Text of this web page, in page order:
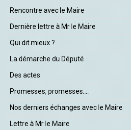
Rencontre avec le Maire
Dernière lettre à Mr le Maire
Qui dit mieux ?
La démarche du Député
Des actes
Promesses, promesses....
Nos derniers échanges avec le Maire
Lettre à Mr le Maire